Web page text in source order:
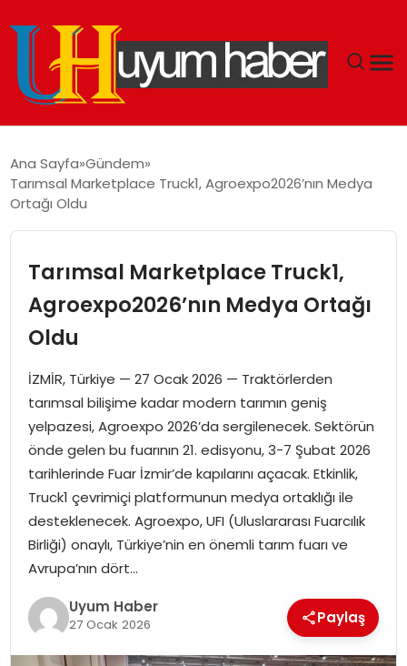
EKONOMI
SPOR
TEKNOLOJI
SAĞLIK
MAGAZIN
YAŞAM
Ana Sayfa Gündem
Tarımsal Marketplace Truck1, Agroexpo2026’nın Medya
Ortağı Oldu
Tarımsal Marketplace Truck1,
Agroexpo2026’nın Medya Ortağı
Oldu
İZMİR, Türkiye — 27 Ocak 2026 — Traktörlerden
tarımsal bilişime kadar modern tarımın geniş
yelpazesi, Agroexpo 2026’da sergilenecek. Sektörün
önde gelen bu fuarının 21. edisyonu, 3-7 Şubat 2026
tarihlerinde Fuar İzmir’de kapılarını açacak. Etkinlik,
Truck1 çevrimiçi platformunun medya ortaklığı ile
desteklenecek. Agroexpo, UFI (Uluslararası Fuarcılık
Birliği) onaylı, Türkiye’nin en önemli tarım fuarı ve
Avrupa’nın dört…
Uyum Haber
27 Ocak 2026 Paylaş